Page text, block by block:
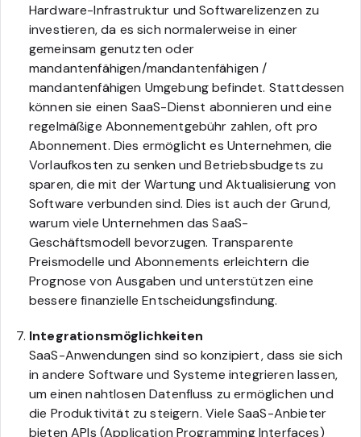
Hardware-Infrastruktur und Softwarelizenzen zu
investieren, da es sich normalerweise in einer
gemeinsam genutzten oder
mandantenfähigen/mandantenfähigen /
mandantenfähigen Umgebung befindet. Stattdessen
können sie einen SaaS-Dienst abonnieren und eine
regelmäßige Abonnementgebühr zahlen, oft pro
Abonnement. Dies ermöglicht es Unternehmen, die
Vorlaufkosten zu senken und Betriebsbudgets zu
sparen, die mit der Wartung und Aktualisierung von
Software verbunden sind. Dies ist auch der Grund,
warum viele Unternehmen das SaaS-
Geschäftsmodell bevorzugen. Transparente
Preismodelle und Abonnements erleichtern die
Prognose von Ausgaben und unterstützen eine
bessere finanzielle Entscheidungsfindung.
Integrationsmöglichkeiten
SaaS-Anwendungen sind so konzipiert, dass sie sich
in andere Software und Systeme integrieren lassen,
um einen nahtlosen Datenfluss zu ermöglichen und
die Produktivität zu steigern. Viele SaaS-Anbieter
bieten APIs (Application Programming Interfaces)